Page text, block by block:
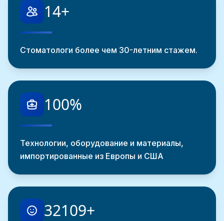
14+
Стоматологи более чем 30-летним стажем.
100%
Технологии, оборудование и материалы,
импортированные из Европы и США
32109+